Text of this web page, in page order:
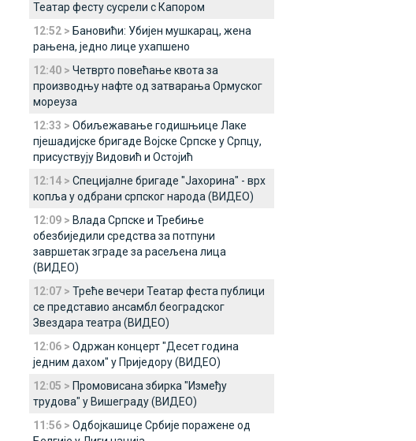
Театар фесту сусрели с Капором
12:52 > Бановићи: Убијен мушкарац, жена
рањена, једно лице ухапшено
12:40 > Четврто повећање квота за
производњу нафте од затварања Ормуског
мореуза
12:33 > Обиљежавање годишњице Лаке
пјешадијске бригаде Војске Српске у Српцу,
присуствују Видовић и Остојић
12:14 > Специјалне бригаде "Јахорина" - врх
копља у одбрани српског народа (ВИДЕО)
12:09 > Влада Српске и Требиње
обезбиједили средства за потпуни
завршетак зграде за расељена лица
(ВИДЕО)
12:07 > Треће вечери Театар феста публици
се представио ансамбл београдског
Звездара театра (ВИДЕО)
12:06 > Одржан концерт "Десет година
једним дахом" у Приједору (ВИДЕО)
12:05 > Промовисана збирка "Између
трудова" у Вишеграду (ВИДЕО)
11:56 > Одбојкашице Србије поражене од